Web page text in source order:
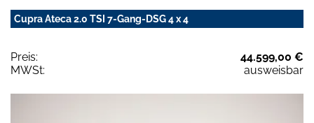
Cupra Ateca 2.0 TSI 7-Gang-DSG 4 x 4
Preis:
44.599,00 €
MWSt:
ausweisbar